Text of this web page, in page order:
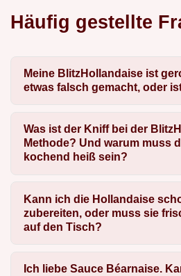
Häufig gestellte
Meine BlitzHollandaise ist
etwas falsch gemacht, oder
Was ist der Kniff bei der
Methode? Und warum muss
kochend heiß sein?
Kann ich die Hollandaise
zubereiten, oder muss sie
auf den Tisch?
Ich liebe Sauce Béarnaise.